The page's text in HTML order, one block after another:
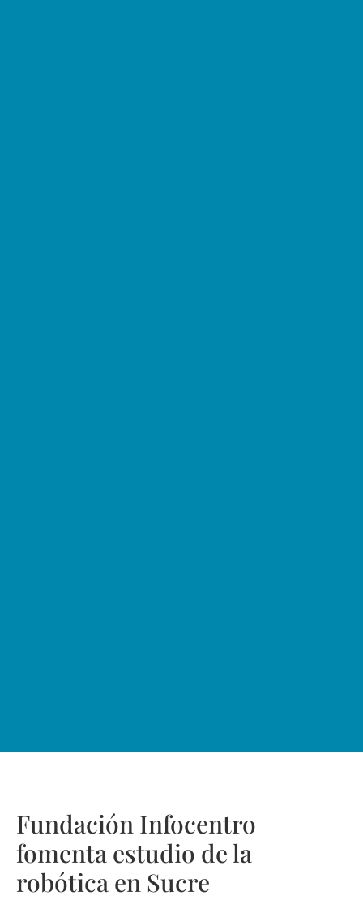
Fundación Infocentro
fomenta estudio de la
robótica en Sucre